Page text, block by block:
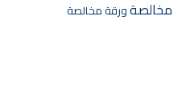
مخالصةورقة مخالصة